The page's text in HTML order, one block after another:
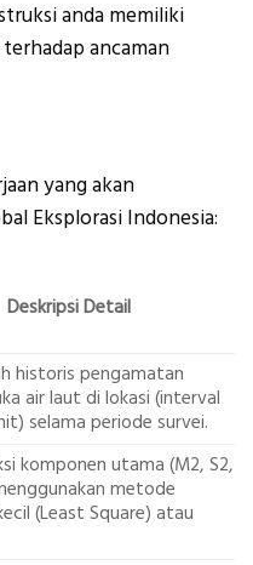
anda memiliki
ancaman
yang akan
Eksplorasi Indonesia:
Deskripsi Detail
historis pengamatan
air laut di lokasi (interval
selama periode survei.
komponen utama (M2, S2,
metode
(Least Square) atau